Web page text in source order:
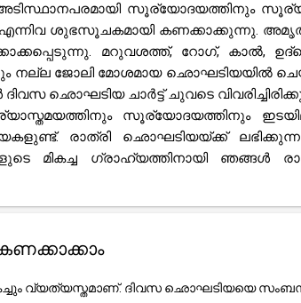
സൂര്യോദയത്തിനും
ശുഭസൂചകമായി കണക്കാക്കുന്നു.
മറുവശത്ത്, റോഗ്, കാൽ,
നല്ല ജോലി മോശമായ ഛൊഘടിയയിൽ
ഛൊഘടിയ ചാർട്ട് ചുവടെ
സൂര്യോദയത്തിനും
രാത്രി ഛൊഘടിയയ്ക്ക്
മികച്ച ഗ്രാഹ്യത്തിനായി ഞങ്ങൾ
വ്യത്യസ്തമാണ്. ദിവസ ഛൊഘടിയയെ